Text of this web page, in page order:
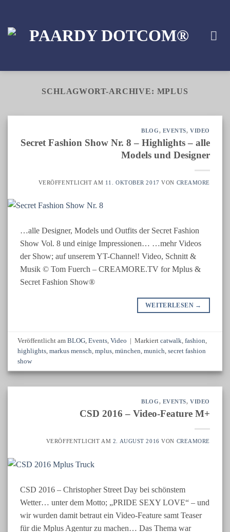
springen
SCHLAGWORT-ARCHIVE: MPLUS
BLOG, EVENTS,VIDEO
Secret Fashion Show Nr. 8 – Highlights – alle
Models und Designer
VERÖFFENTLICHT AM 11. OKTOBER 2017 VON CREAMORE
…alle Designer, Models und Outfits der Secret Fashion
Show Vol. 8 und einige Impressionen… …mehr Videos
der Show; auf unserem YT-Channel! Video, Schnitt &
Musik © Tom Fuerch – CREAMORE.TV for Mplus &
Secret Fashion Show®
WEITERLESEN →
Veröffentlicht amBLOG,Events,Video | Markiertcatwalk,fashion,
highlights,markus mensch,mplus,münchen,munich,secret fashion
show
BLOG, EVENTS,VIDEO
CSD 2016 – Video-Feature M+
VERÖFFENTLICHT AM 2. AUGUST 2016 VON CREAMORE
CSD 2016 – Christopher Street Day bei schönstem
Wetter… unter dem Motto; „PRIDE SEXY LOVE“ – und
wir wurden damit betraut ein Video-Feature samt Teaser
für die Mplus Agentur zu machen… Das Thema war